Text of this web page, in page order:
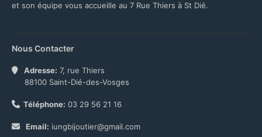
et son équipe vous accueille au 7 Rue Thiers à St Dié.
Nous Contacter
Adresse: 7, rue Thiers
88100 Saint-Dié-des-Vosges
Téléphone: 03 29 56 21 16
Email: iungbijoutier@gmail.com